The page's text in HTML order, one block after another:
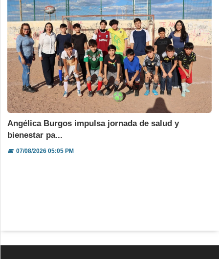
Angélica Burgos impulsa jornada de salud y
bienestar pa...
📅07/08/2026 05:05 PM